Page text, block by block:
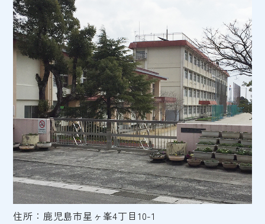
住所：鹿児島市星ヶ峯4丁目10-1